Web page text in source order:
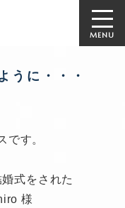
MENU
うに・・・
です。
式をされた
様